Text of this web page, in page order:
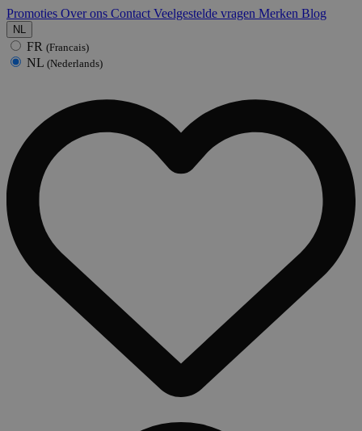
Promoties Over ons Contact Veelgestelde vragen Merken Blog
NL
FR (Francais)
NL (Nederlands)